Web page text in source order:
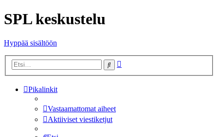
SPL keskustelu
Hyppää sisältöön
Etsi
Pikalinkit
Vastaamattomat aiheet
Aktiiviset viestiketjut